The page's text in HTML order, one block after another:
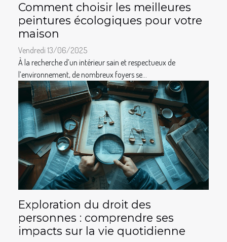
Comment choisir les meilleures
peintures écologiques pour votre
maison
Vendredi 13/06/2025
À la recherche d’un intérieur sain et respectueux de
l’environnement, de nombreux foyers se...
Exploration du droit des
personnes : comprendre ses
impacts sur la vie quotidienne